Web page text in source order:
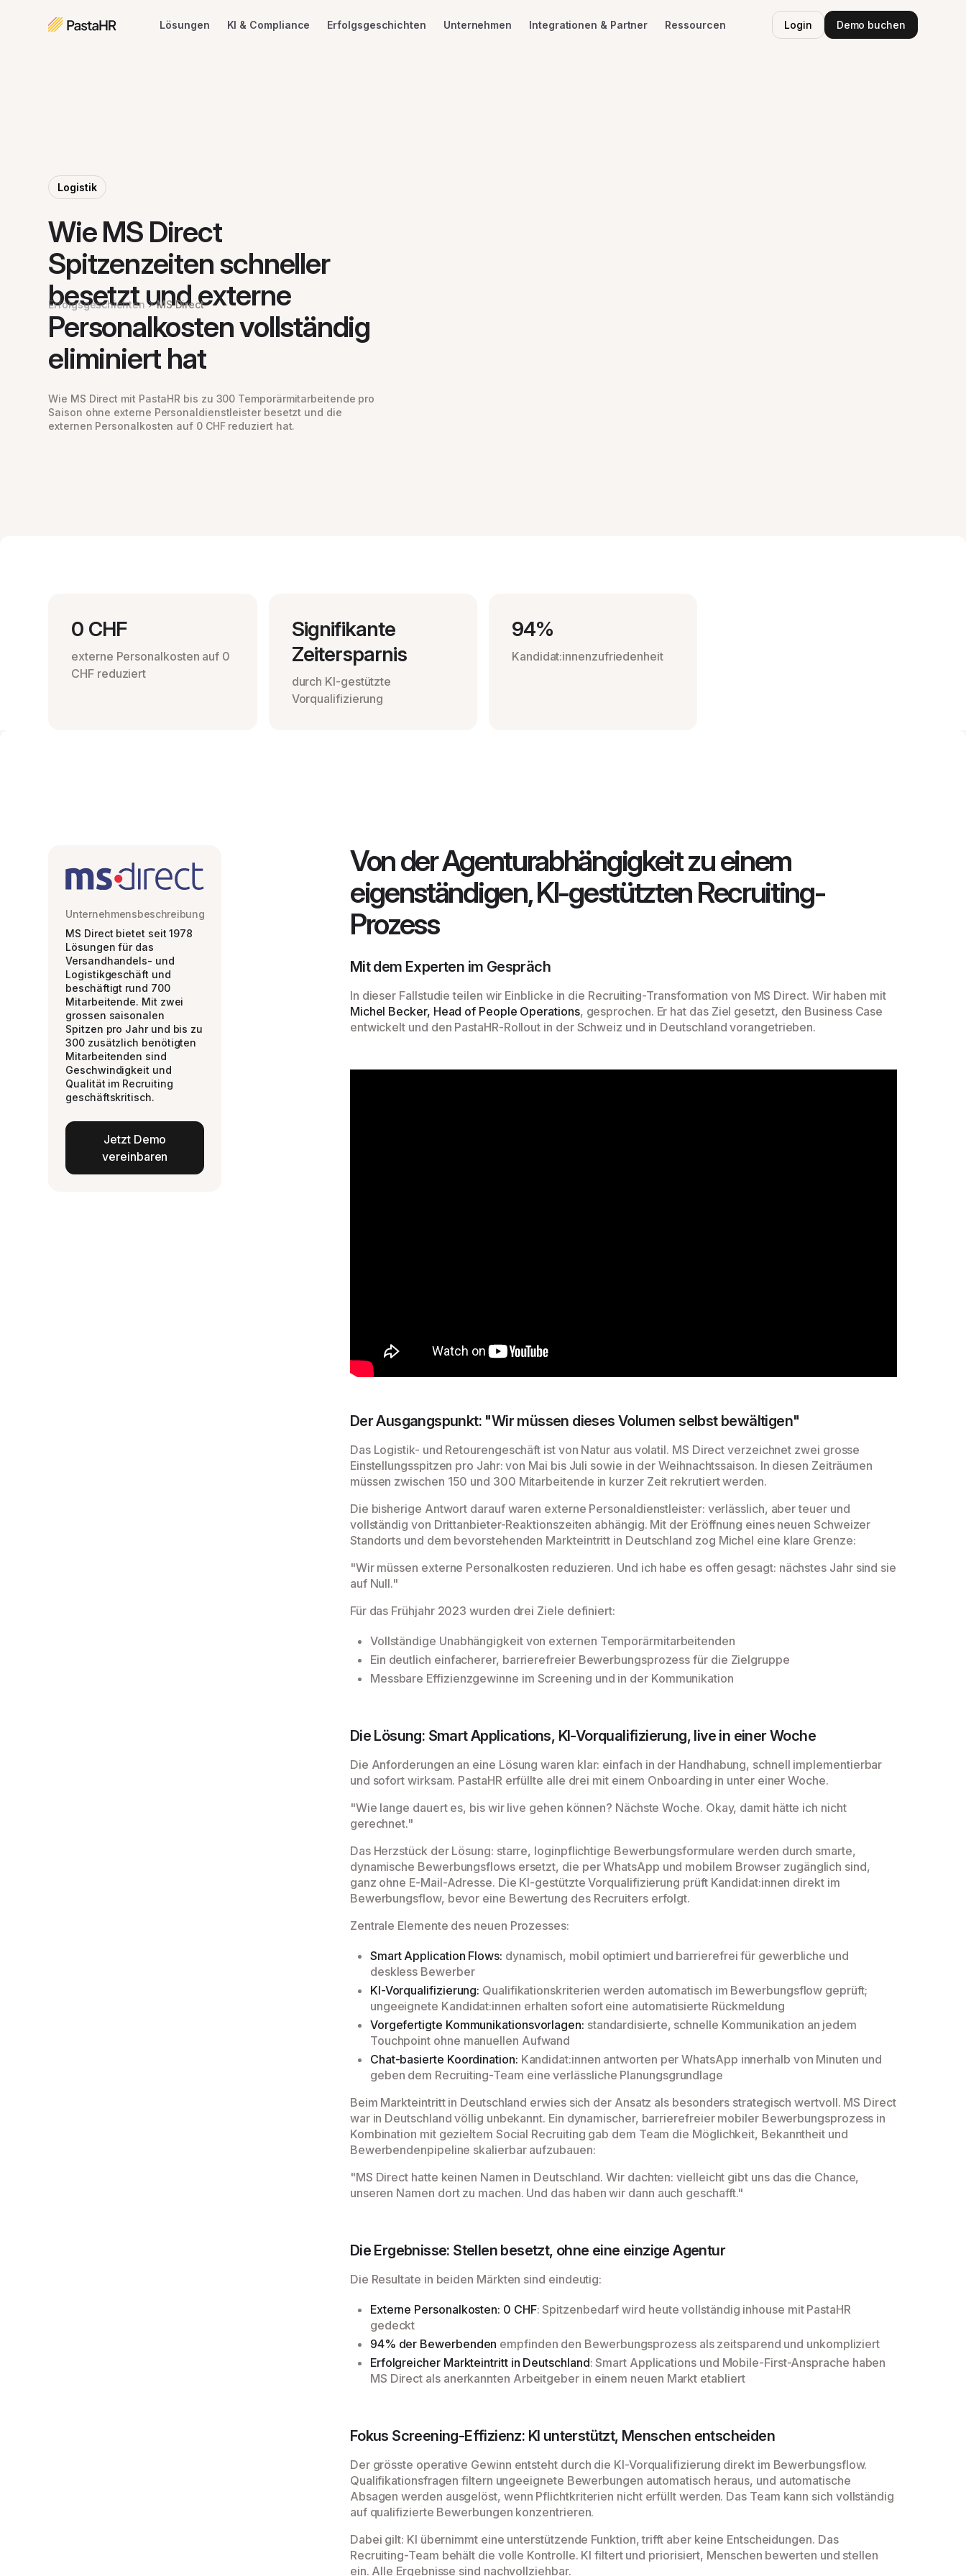
Lösungen KI & Compliance Erfolgsgeschichten Unternehmen Integrationen & Partner Ressourcen Login Demo buchen
Erfolgsgeschichten MS Direct
Logistik
Wie MS Direct
Spitzenzeiten schneller
besetzt und externe
Personalkosten vollständig
eliminiert hat
Wie MS Direct mit PastaHR bis zu 300 Temporärmitarbeitende pro
Saison ohne externe Personaldienstleister besetzt und die
externen Personalkosten auf 0 CHF reduziert hat.
0 CHF
externe Personalkosten auf 0
CHF reduziert
Signifikante
Zeitersparnis
durch KI-gestützte
Vorqualifizierung
94%
Kandidat:innenzufriedenheit
Unternehmensbeschreibung
MS Direct bietet seit 1978
Lösungen für das
Versandhandels- und
Logistikgeschäft und
beschäftigt rund 700
Mitarbeitende. Mit zwei
grossen saisonalen
Spitzen pro Jahr und bis zu
300 zusätzlich benötigten
Mitarbeitenden sind
Geschwindigkeit und
Qualität im Recruiting
geschäftskritisch.
Jetzt Demo
vereinbaren
Von der Agenturabhängigkeit zu einem
eigenständigen, KI-gestützten Recruiting-
Prozess
Mit dem Experten im Gespräch
In dieser Fallstudie teilen wir Einblicke in die Recruiting-Transformation von MS Direct. Wir haben mit
Michel Becker, Head of People Operations, gesprochen. Er hat das Ziel gesetzt, den Business Case
entwickelt und den PastaHR-Rollout in der Schweiz und in Deutschland vorangetrieben.
Der Ausgangspunkt: "Wir müssen dieses Volumen selbst bewältigen"
Das Logistik- und Retourengeschäft ist von Natur aus volatil. MS Direct verzeichnet zwei grosse
Einstellungsspitzen pro Jahr: von Mai bis Juli sowie in der Weihnachtssaison. In diesen Zeiträumen
müssen zwischen 150 und 300 Mitarbeitende in kurzer Zeit rekrutiert werden.
Die bisherige Antwort darauf waren externe Personaldienstleister: verlässlich, aber teuer und
vollständig von Drittanbieter-Reaktionszeiten abhängig. Mit der Eröffnung eines neuen Schweizer
Standorts und dem bevorstehenden Markteintritt in Deutschland zog Michel eine klare Grenze:
"Wir müssen externe Personalkosten reduzieren. Und ich habe es offen gesagt: nächstes Jahr sind sie
auf Null."
Für das Frühjahr 2023 wurden drei Ziele definiert:
Vollständige Unabhängigkeit von externen Temporärmitarbeitenden
Ein deutlich einfacherer, barrierefreier Bewerbungsprozess für die Zielgruppe
Messbare Effizienzgewinne im Screening und in der Kommunikation
Die Lösung: Smart Applications, KI-Vorqualifizierung, live in einer Woche
Die Anforderungen an eine Lösung waren klar: einfach in der Handhabung, schnell implementierbar
und sofort wirksam. PastaHR erfüllte alle drei mit einem Onboarding in unter einer Woche.
"Wie lange dauert es, bis wir live gehen können? Nächste Woche. Okay, damit hätte ich nicht
gerechnet."
Das Herzstück der Lösung: starre, loginpflichtige Bewerbungsformulare werden durch smarte,
dynamische Bewerbungsflows ersetzt, die per WhatsApp und mobilem Browser zugänglich sind,
ganz ohne E-Mail-Adresse. Die KI-gestützte Vorqualifizierung prüft Kandidat:innen direkt im
Bewerbungsflow, bevor eine Bewertung des Recruiters erfolgt.
Zentrale Elemente des neuen Prozesses:
Smart Application Flows: dynamisch, mobil optimiert und barrierefrei für gewerbliche und
deskless Bewerber
KI-Vorqualifizierung: Qualifikationskriterien werden automatisch im Bewerbungsflow geprüft;
ungeeignete Kandidat:innen erhalten sofort eine automatisierte Rückmeldung
Vorgefertigte Kommunikationsvorlagen: standardisierte, schnelle Kommunikation an jedem
Touchpoint ohne manuellen Aufwand
Chat-basierte Koordination: Kandidat:innen antworten per WhatsApp innerhalb von Minuten und
geben dem Recruiting-Team eine verlässliche Planungsgrundlage
Beim Markteintritt in Deutschland erwies sich der Ansatz als besonders strategisch wertvoll. MS Direct
war in Deutschland völlig unbekannt. Ein dynamischer, barrierefreier mobiler Bewerbungsprozess in
Kombination mit gezieltem Social Recruiting gab dem Team die Möglichkeit, Bekanntheit und
Bewerbendenpipeline skalierbar aufzubauen:
"MS Direct hatte keinen Namen in Deutschland. Wir dachten: vielleicht gibt uns das die Chance,
unseren Namen dort zu machen. Und das haben wir dann auch geschafft."
Die Ergebnisse: Stellen besetzt, ohne eine einzige Agentur
Die Resultate in beiden Märkten sind eindeutig:
Externe Personalkosten: 0 CHF: Spitzenbedarf wird heute vollständig inhouse mit PastaHR
gedeckt
94% der Bewerbenden empfinden den Bewerbungsprozess als zeitsparend und unkompliziert
Erfolgreicher Markteintritt in Deutschland: Smart Applications und Mobile-First-Ansprache haben
MS Direct als anerkannten Arbeitgeber in einem neuen Markt etabliert
Fokus Screening-Effizienz: KI unterstützt, Menschen entscheiden
Der grösste operative Gewinn entsteht durch die KI-Vorqualifizierung direkt im Bewerbungsflow.
Qualifikationsfragen filtern ungeeignete Bewerbungen automatisch heraus, und automatische
Absagen werden ausgelöst, wenn Pflichtkriterien nicht erfüllt werden. Das Team kann sich vollständig
auf qualifizierte Bewerbungen konzentrieren.
Dabei gilt: KI übernimmt eine unterstützende Funktion, trifft aber keine Entscheidungen. Das
Recruiting-Team behält die volle Kontrolle. KI filtert und priorisiert, Menschen bewerten und stellen
ein. Alle Ergebnisse sind nachvollziehbar.